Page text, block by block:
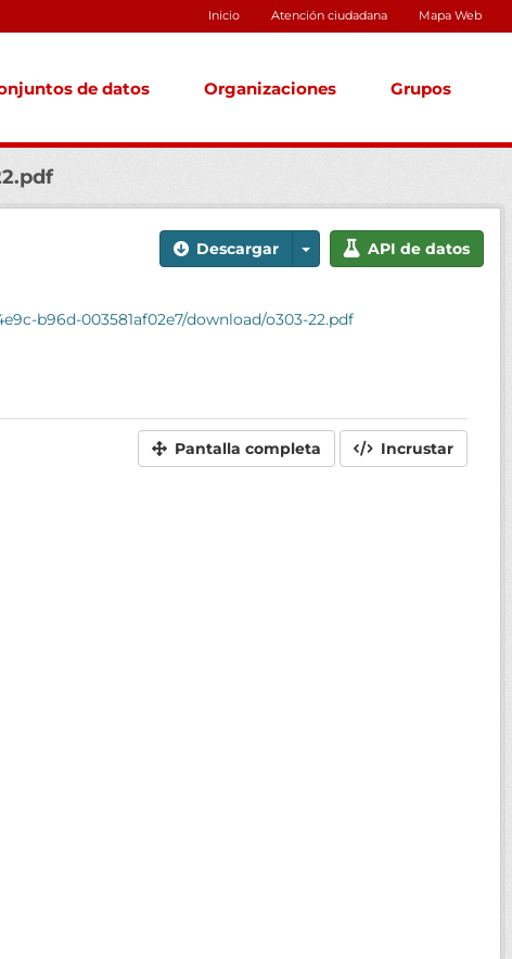
Inicio Atención ciudadana Mapa Web
de datos Organizaciones Grupos
Descargar API de datos
b96d-003581af02e7/download/o303-22.pdf
Pantalla completa Incrustar